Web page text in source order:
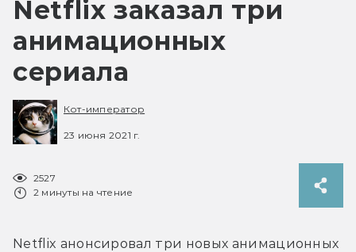
Netflix заказал три
анимационных
сериала
Кот-император
23 июня 2021 г.
2527
2 минуты на чтение
Netflix анонсировал три новых анимационных